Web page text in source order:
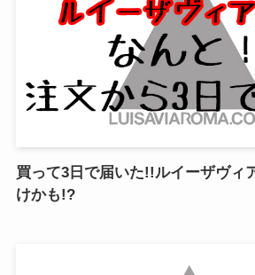
買って3日で届いた!!ルイーザヴィ
けかも!?